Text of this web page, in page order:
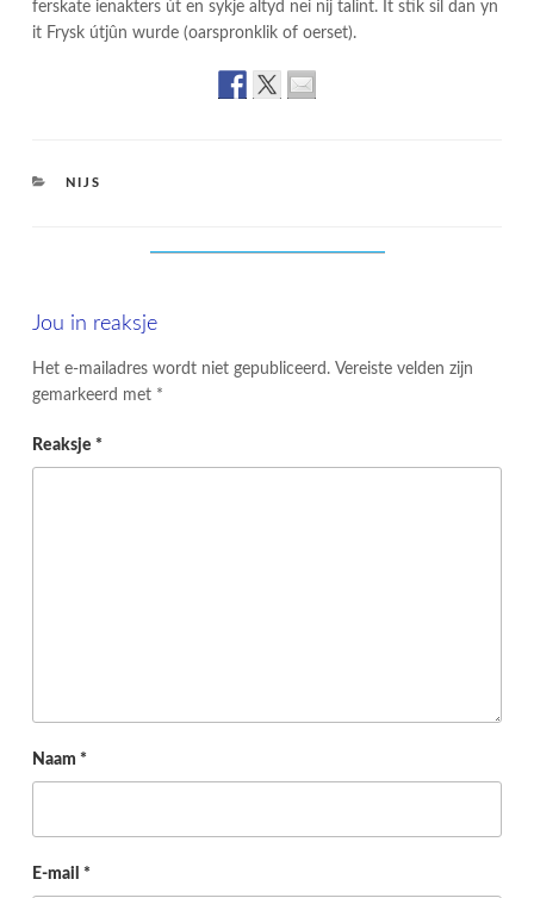
ferskate ienakters út en sykje altyd nei nij talint. It stik sil dan yn
it Frysk útjûn wurde (oarspronklik of oerset).
CATEGORIES
NIJS
Jou in reaksje
Het e-mailadres wordt niet gepubliceerd. Vereiste velden zijn
gemarkeerd met *
Reaksje *
Naam *
E-mail *